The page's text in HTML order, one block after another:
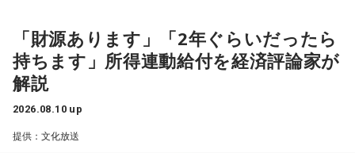
した新たな給付制度「所得連動給付」を本格導入することを
決めました。税や社会保険料負担が重い中低所得者を支援す
る制度だと言いますが、給付額、支援対象の所得水準、財源
所得連動給付は、一定の就労の所得がある中低所得の個人を
「財源あります」「2年ぐらいだったら
持ちます」所得連動給付を経済評論家が
解説
2026.08.10 up
提供：文化放送